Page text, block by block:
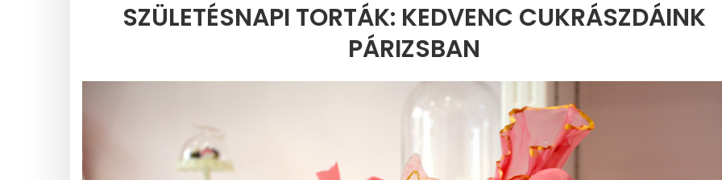
SZÜLETÉSNAPI TORTÁK: KEDVENC CUKRÁSZDÁINK
PÁRIZSBAN